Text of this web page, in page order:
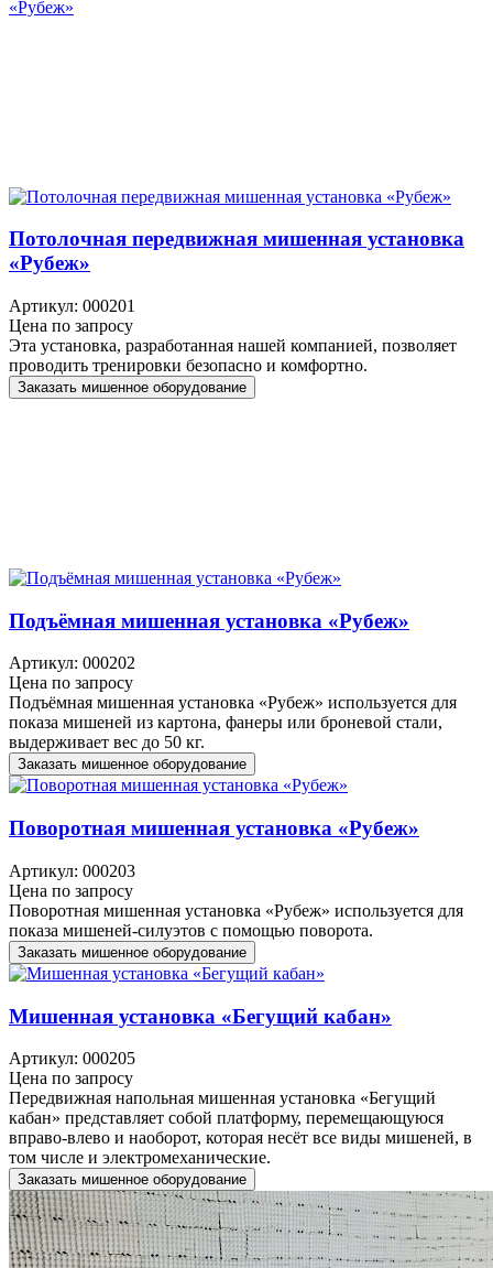
«Рубеж»
Потолочная передвижная мишенная установка
«Рубеж»
Артикул: 000201
Цена по запросу
Эта установка, разработанная нашей компанией, позволяет
проводить тренировки безопасно и комфортно.
Заказать мишенное оборудование
Подъёмная мишенная установка «Рубеж»
Артикул: 000202
Цена по запросу
Подъёмная мишенная установка «Рубеж» используется для
показа мишеней из картона, фанеры или броневой стали,
выдерживает вес до 50 кг.
Заказать мишенное оборудование
Поворотная мишенная установка «Рубеж»
Артикул: 000203
Цена по запросу
Поворотная мишенная установка «Рубеж» используется для
показа мишеней-силуэтов с помощью поворота.
Заказать мишенное оборудование
Мишенная установка «Бегущий кабан»
Артикул: 000205
Цена по запросу
Передвижная напольная мишенная установка «Бегущий
кабан» представляет собой платформу, перемещающуюся
вправо-влево и наоборот, которая несёт все виды мишеней, в
том числе и электромеханические.
Заказать мишенное оборудование